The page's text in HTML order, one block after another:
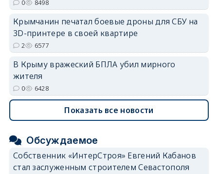
0 8498
Крымчанин печатал боевые дроны для СБУ на
3D-принтере в своей квартире
2 6577
В Крыму вражеский БПЛА убил мирного
жителя
0 6428
Показать все новости
Обсуждаемое
Собственник «ИнтерСтроя» Евгений Кабанов
стал заслуженным строителем Севастополя